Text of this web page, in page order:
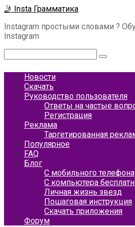
Перейти
контенту
🤳 Insta Грамматика
Instagram простыми словами ?
Instagram
Новости
Скачать
Руководство пользователя
Ответы на частые
Регистрация
Реклама
Таргетированная
Популярное
FAQ
Блог
С мобильного телефона
С компьютера
Личная жизнь звезд
Пошаговая инструкция
Скачать приложения
Форум